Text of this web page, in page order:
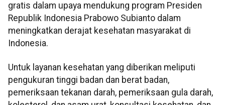
gratis dalam upaya mendukung program Presiden
Republik Indonesia Prabowo Subianto dalam
meningkatkan derajat kesehatan masyarakat di
Indonesia.
Untuk layanan kesehatan yang diberikan meliputi
pengukuran tinggi badan dan berat badan,
pemeriksaan tekanan darah, pemeriksaan gula darah,